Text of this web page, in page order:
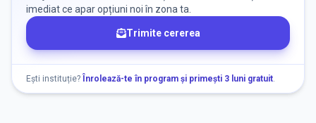
imediat ce apar opțiuni noi în zona ta.
Trimite cererea
Ești instituție? Înrolează-te în program și primești 3 luni gratuit.